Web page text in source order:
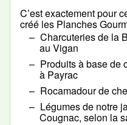
C’est exactement pour
créé les Planches
Charcuteries de la
au Vigan
Produits à base de
à Payrac
Rocamadour de
Légumes de notre
Cougnac, selon la